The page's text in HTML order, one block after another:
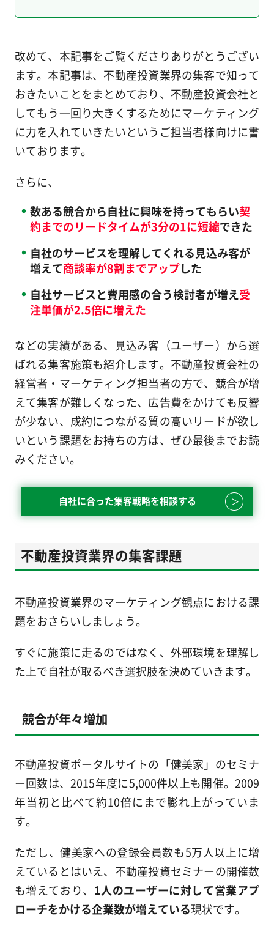
改めて、本記事をご覧くださりありがとうござい
ます。本記事は、不動産投資業界の集客で知って
おきたいことをまとめており、不動産投資会社と
してもう一回り大きくするためにマーケティング
に力を入れていきたいというご担当者様向けに書
いております。
さらに、
数ある競合から自社に興味を持ってもらい契
約までのリードタイムが3分の1に短縮できた
自社のサービスを理解してくれる見込み客が
増えて商談率が8割までアップした
自社サービスと費用感の合う検討者が増え受
注単価が2.5倍に増えた
などの実績がある、見込み客（ユーザー）から選
ばれる集客施策も紹介します。不動産投資会社の
経営者・マーケティング担当者の方で、競合が増
えて集客が難しくなった、広告費をかけても反響
が少ない、成約につながる質の高いリードが欲し
いという課題をお持ちの方は、ぜひ最後までお読
みください。
自社に合った集客戦略を相談する
不動産投資業界の集客課題
不動産投資業界のマーケティング観点における課
題をおさらいしましょう。
すぐに施策に走るのではなく、外部環境を理解し
た上で自社が取るべき選択肢を決めていきます。
競合が年々増加
不動産投資ポータルサイトの「健美家」のセミナ
ー回数は、2015年度に5,000件以上も開催。2009
年当初と比べて約10倍にまで膨れ上がっていま
す。
ただし、健美家への登録会員数も5万人以上に増
えているとはいえ、不動産投資セミナーの開催数
も増えており、 1人のユーザーに対して営業アプ
ローチをかける企業数が増えている現状です。